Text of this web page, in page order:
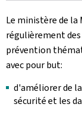
Le ministère de la
régulièrement
prévention
avec pour but:
d'améliorer de
sécurité et les